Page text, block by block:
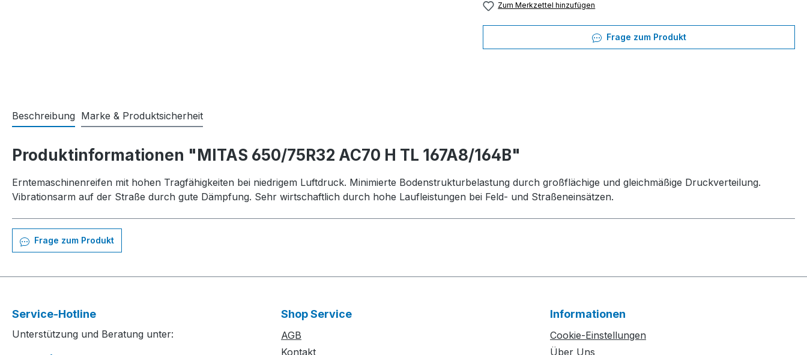
Zum Merkzettel hinzufügen
Frage zum Produkt
Beschreibung Marke & Produktsicherheit
Produktinformationen "MITAS 650/75R32 AC70 H TL 167A8/164B"
Erntemaschinenreifen mit hohen Tragfähigkeiten bei niedrigem Luftdruck. Minimierte Bodenstrukturbelastung durch großflächige und gleichmäßige Druckverteilung.
Vibrationsarm auf der Straße durch gute Dämpfung. Sehr wirtschaftlich durch hohe Laufleistungen bei Feld- und Straßeneinsätzen.
Frage zum Produkt
Service-Hotline
Unterstützung und Beratung unter:
Shop Service
AGB
Kontakt
Informationen
Cookie-Einstellungen
Über Uns